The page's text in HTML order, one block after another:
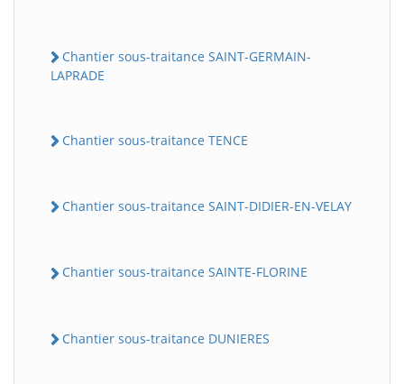
Chantier sous-traitance SAINT-GERMAIN-
LAPRADE
Chantier sous-traitance TENCE
Chantier sous-traitance SAINT-DIDIER-EN-VELAY
Chantier sous-traitance SAINTE-FLORINE
Chantier sous-traitance DUNIERES